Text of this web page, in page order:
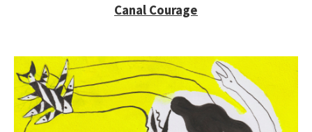
Canal Courage